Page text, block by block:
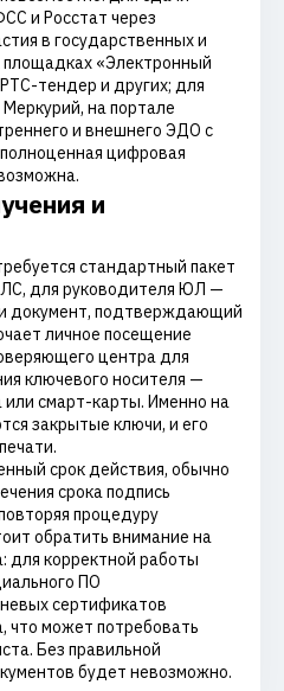
и Росстат через
в государственных и
площадках «Электронный
тендер и других; для
на портале
и внешнего ЭДО с
цифровая
и
стандартный пакет
для руководителя ЮЛ —
документ, подтверждающий
личное посещение
центра для
ключевого носителя —
смарт-карты. Именно на
закрытые ключи, и его
срок действия, обычно
срока подпись
процедуру
обратить внимание на
для корректной работы
ПО
сертификатов
что может потребовать
Без правильной
будет невозможно.